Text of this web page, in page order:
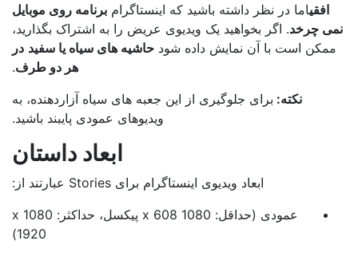
اما در نظر داشته باشید که اینستاگرامبرنامه روی موبایل
چرخد. اگر بخواهید یک ویدیوی عریض را به اشتراک بگذارید،
است با آن نمایش داده شودحاشیه های سیاه یا سفید در
هر دو طرف.
نکته:برای جلوگیری از این جعبه های سیاه آزاردهنده، به
ویدیوهای عمودی پایبند باشید.
ابعاد داستان
ابعاد ویدیوی اینستاگرام برای Stories عبارتند از:
عمودی (حداقل: 1080 x 608 پیکسل، حداکثر: 1080 x
1920)